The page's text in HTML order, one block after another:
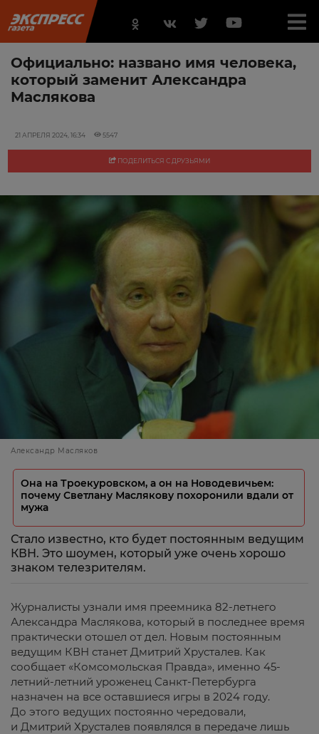
Официально: названо имя человека,
который заменит Александра
Маслякова
21 АПРЕЛЯ 2024, 16:34 5547
ПОДЕЛИТЬСЯ С ДРУЗЬЯМИ
Александр Масляков
Она на Троекуровском, а он на Новодевичьем:
почему Светлану Маслякову похоронили вдали от
мужа
Стало известно, кто будет постоянным ведущим
КВН. Это шоумен, который уже очень хорошо
знаком телезрителям.
Журналисты узнали имя преемника 82-летнего
Александра Маслякова, который в последнее время
практически отошел от дел. Новым постоянным
ведущим КВН станет Дмитрий Хрусталев. Как
сообщает «Комсомольская Правда», именно 45-
летний-летний уроженец Санкт-Петербурга
назначен на все оставшиеся игры в 2024 году.
До этого ведущих постоянно чередовали,
и Дмитрий Хрусталев появлялся в передаче лишь